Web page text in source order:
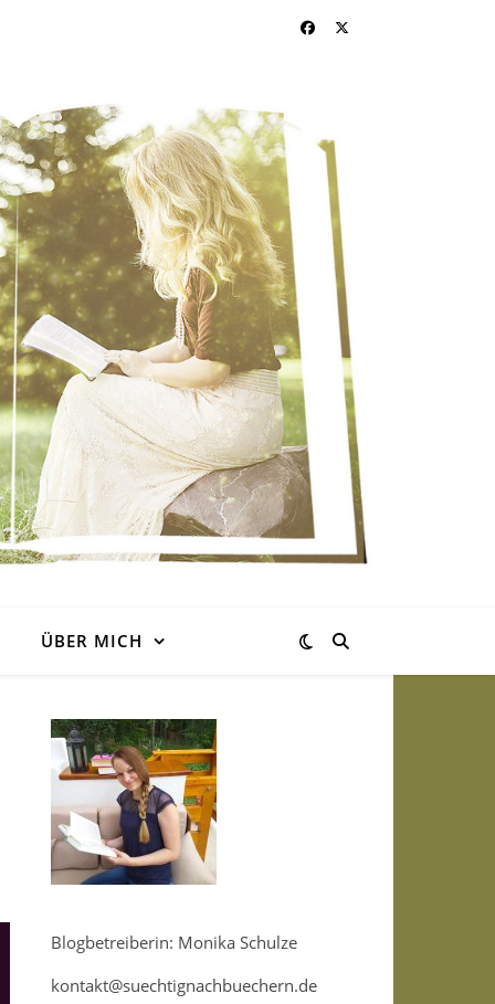
ÜBER MICH
Blogbetreiberin: Monika Schulze
kontakt@suechtignachbuechern.de